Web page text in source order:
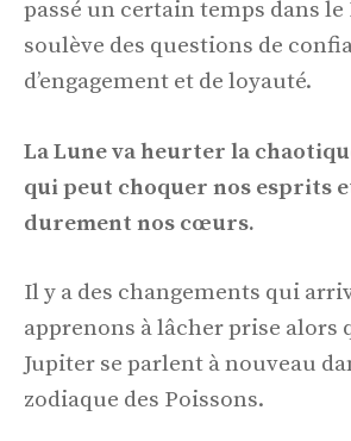
passé un certain temps dans
soulève des questions de
d’engagement et de loyauté.
La Lune va heurter la
qui peut choquer nos esprits
durement nos cœurs.
Il y a des changements qui
apprenons à lâcher prise alors
Jupiter se parlent à nouveau
zodiaque des Poissons.